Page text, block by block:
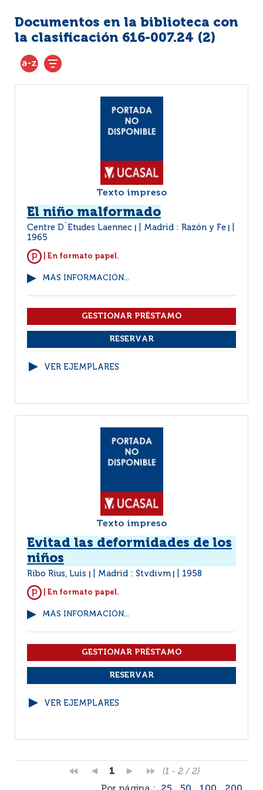
Documentos en la biblioteca con
la clasificación 616-007.24 (2)
Texto impreso
El niño malformado
Centre D´Etudes Laennec Madrid : Razón y Fe
1965
| En formato papel.
MÁS INFORMACIÓN...
VER EJEMPLARES
Texto impreso
Evitad las deformidades de los
niños
Ribo Rius, Luis Madrid : Stvdivm 1958
| En formato papel.
MÁS INFORMACIÓN...
VER EJEMPLARES
1
(1 - 2 / 2)